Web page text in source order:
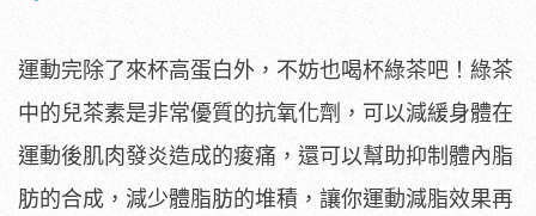
運動完除了來杯高蛋白外，不妨也喝杯綠茶吧！綠茶
中的兒茶素是非常優質的抗氧化劑，可以減緩身體在
運動後肌肉發炎造成的痠痛，還可以幫助抑制體內脂
肪的合成，減少體脂肪的堆積，讓你運動減脂效果再